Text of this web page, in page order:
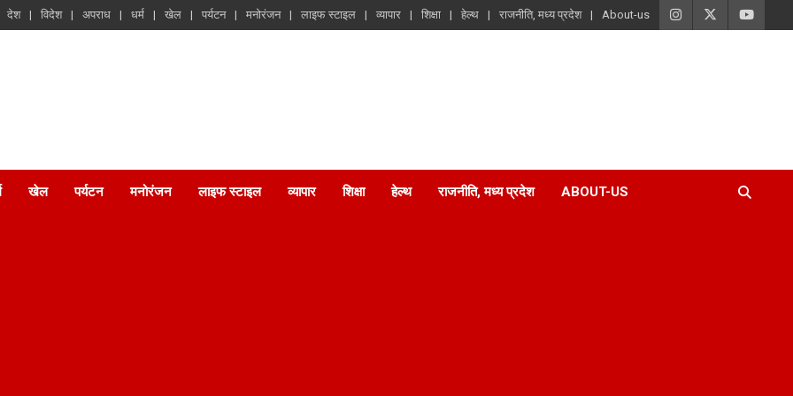
देश विदेश अपराध धर्म खेल पर्यटन मनोरंजन लाइफ स्टाइल व्यापार शिक्षा हेल्थ राजनीति, मध्य प्रदेश About-us
खेल पर्यटन मनोरंजन लाइफ स्टाइल व्यापार शिक्षा हेल्थ राजनीति, मध्य प्रदेश ABOUT-US